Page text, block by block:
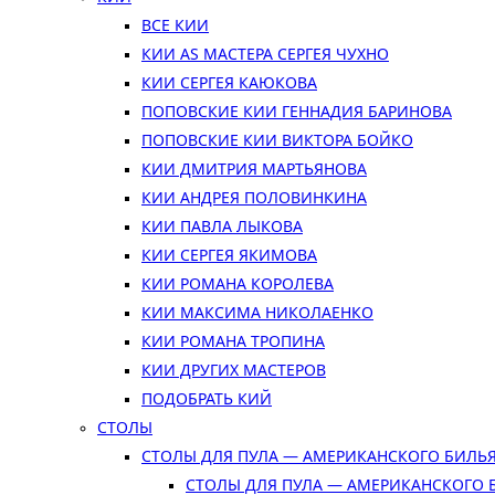
ВСЕ КИИ
КИИ AS МАСТЕРА СЕРГЕЯ ЧУХНО
КИИ СЕРГЕЯ КАЮКОВА
ПОПОВСКИЕ КИИ ГЕННАДИЯ БАРИНОВА
ПОПОВСКИЕ КИИ ВИКТОРА БОЙКО
КИИ ДМИТРИЯ МАРТЬЯНОВА
КИИ АНДРЕЯ ПОЛОВИНКИНА
КИИ ПАВЛА ЛЫКОВА
КИИ СЕРГЕЯ ЯКИМОВА
КИИ РОМАНА КОРОЛЕВА
КИИ МАКСИМА НИКОЛАЕНКО
КИИ РОМАНА ТРОПИНА
КИИ ДРУГИХ МАСТЕРОВ
ПОДОБРАТЬ КИЙ
СТОЛЫ
СТОЛЫ ДЛЯ ПУЛА — АМЕРИКАНСКОГО
СТОЛЫ ДЛЯ ПУЛА — АМЕРИКАНСКОГО